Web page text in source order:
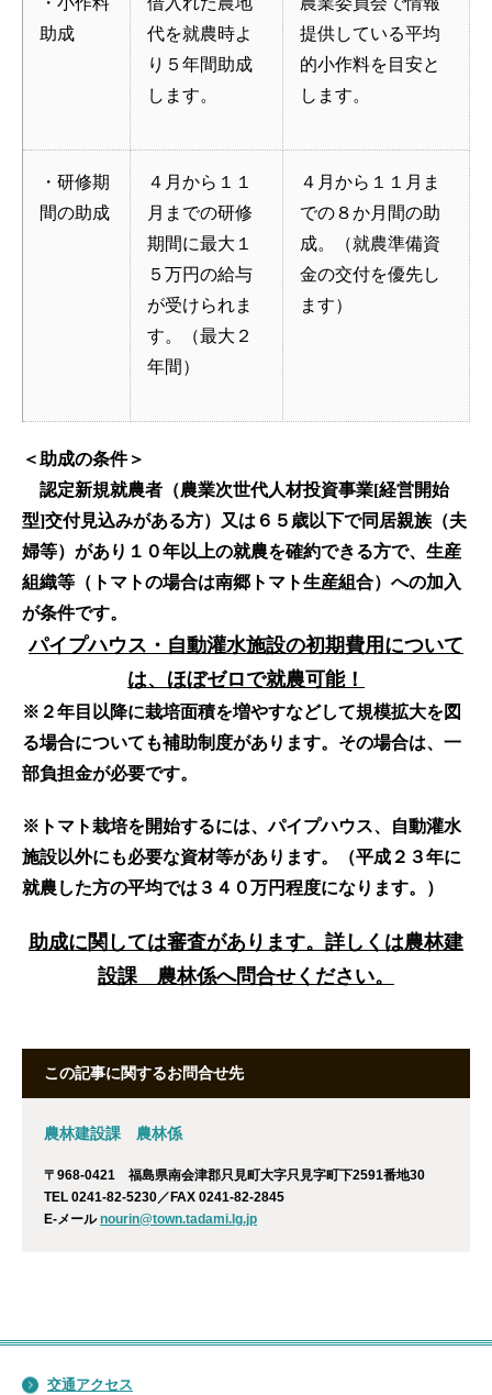
助成
代を就農時よ
り５年間助成
します。
提供している平均
的小作料を目安と
します。
・研修期
間の助成
４月から１１
月までの研修
期間に最大１
５万円の給与
が受けられま
す。（最大２
年間）
４月から１１月ま
での８か月間の助
成。（就農準備資
金の交付を優先し
ます）
＜助成の条件＞
認定新規就農者（農業次世代人材投資事業[経営開始
型]交付見込みがある方）又は６５歳以下で同居親族（夫
婦等）があり １０年以上の就農を確約できる方で、生産
組織等（トマトの場合は南郷トマト生産組合）への加入
が条件です。
パイプハウス・自動灌水施設の初期費用について
は、ほぼゼロで就農可能！
※２年目以降に栽培面積を増やすなどして規模拡大を図
る場合についても補助制度があります。その場合は、一
部負担金が必要です。
※トマト栽培を開始するには、パイプハウス、自動灌水
施設以外にも必要な資材等があります。（平成２３年に
就農した方の平均では３４０万円程度になります。）
助成に関しては審査があります。詳しくは農林建
設課 農林係へ問合せください。
この記事に関するお問合せ先
農林建設課 農林係
〒968-0421 福島県南会津郡只見町大字只見字町下2591番地30
TEL 0241-82-5230／FAX 0241-82-2845
E-メールnourin@town.tadami.lg.jp
交通アクセス